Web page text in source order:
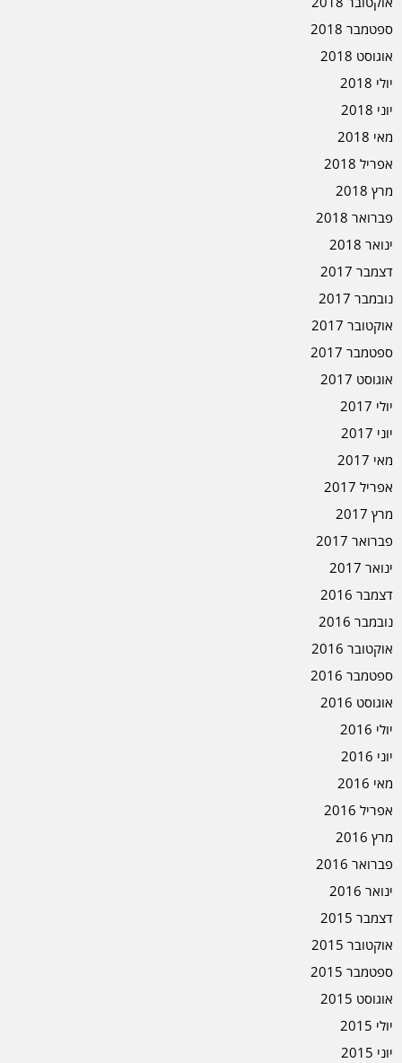
ספטמבר 2018
אוגוסט 2018
יולי 2018
יוני 2018
מאי 2018
אפריל 2018
מרץ 2018
פברואר 2018
ינואר 2018
דצמבר 2017
נובמבר 2017
אוקטובר 2017
ספטמבר 2017
אוגוסט 2017
יולי 2017
יוני 2017
מאי 2017
אפריל 2017
מרץ 2017
פברואר 2017
ינואר 2017
דצמבר 2016
נובמבר 2016
אוקטובר 2016
ספטמבר 2016
אוגוסט 2016
יולי 2016
יוני 2016
מאי 2016
אפריל 2016
מרץ 2016
פברואר 2016
ינואר 2016
דצמבר 2015
אוקטובר 2015
ספטמבר 2015
אוגוסט 2015
יולי 2015
יוני 2015